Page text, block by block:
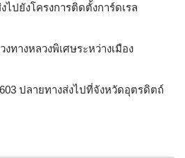
ไปยังโครงการติดตั้งการ์ดเรล
ทางหลวงพิเศษระหว่างเมือง
ปลายทางส่งไปที่จังหวัดอุตรดิตถ์